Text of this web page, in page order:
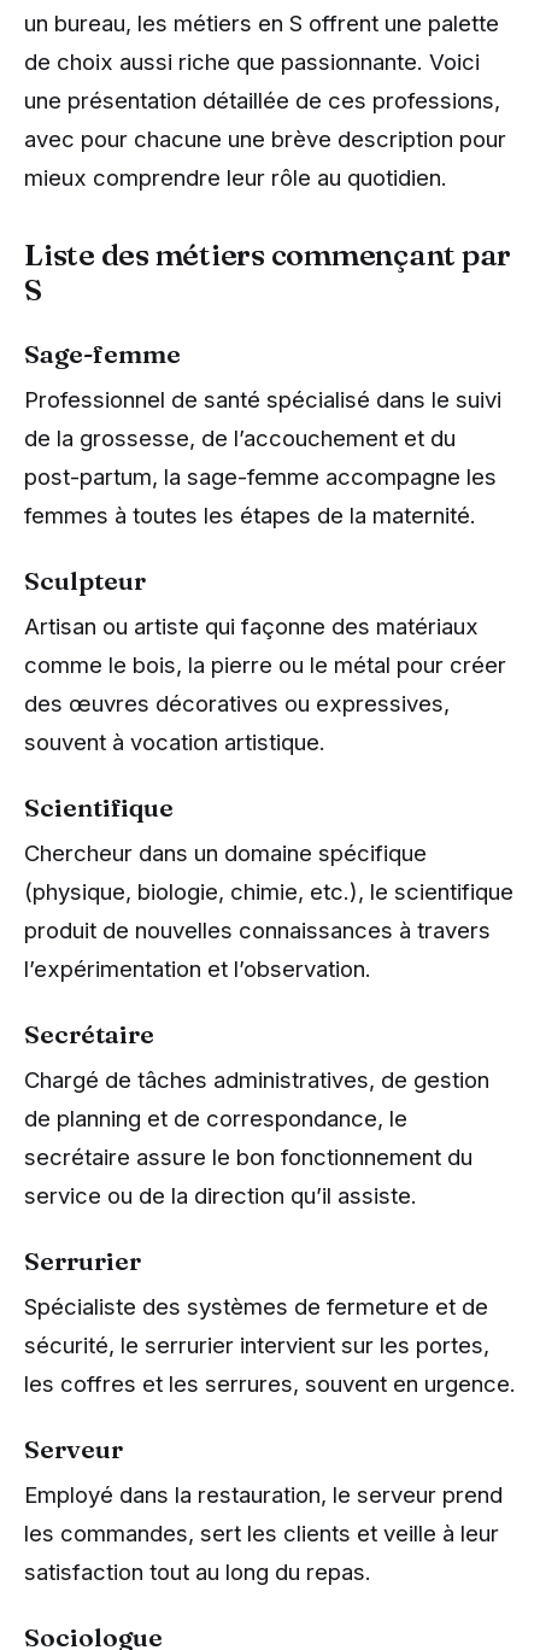
un bureau, les métiers en S offrent une palette
de choix aussi riche que passionnante. Voici
une présentation détaillée de ces professions,
avec pour chacune une brève description pour
mieux comprendre leur rôle au quotidien.
Liste des métiers commençant par
S
Sage-femme
Professionnel de santé spécialisé dans le suivi
de la grossesse, de l’accouchement et du
post-partum, la sage-femme accompagne les
femmes à toutes les étapes de la maternité.
Sculpteur
Artisan ou artiste qui façonne des matériaux
comme le bois, la pierre ou le métal pour créer
des œuvres décoratives ou expressives,
souvent à vocation artistique.
Scientifique
Chercheur dans un domaine spécifique
(physique, biologie, chimie, etc.), le scientifique
produit de nouvelles connaissances à travers
l’expérimentation et l’observation.
Secrétaire
Chargé de tâches administratives, de gestion
de planning et de correspondance, le
secrétaire assure le bon fonctionnement du
service ou de la direction qu’il assiste.
Serrurier
Spécialiste des systèmes de fermeture et de
sécurité, le serrurier intervient sur les portes,
les coffres et les serrures, souvent en urgence.
Serveur
Employé dans la restauration, le serveur prend
les commandes, sert les clients et veille à leur
satisfaction tout au long du repas.
Sociologue